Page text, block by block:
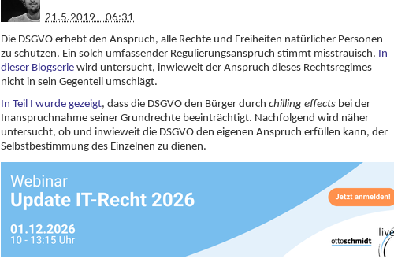
21.5.2019 – 06:31
Die DSGVO erhebt den Anspruch, alle Rechte und Freiheiten natürlicher Personen
zu schützen. Ein solch umfassender Regulierungsanspruch stimmt misstrauisch. In
dieser Blogserie wird untersucht, inwieweit der Anspruch dieses Rechtsregimes
nicht in sein Gegenteil umschlägt.
In Teil I wurde gezeigt, dass die DSGVO den Bürger durch chilling effects bei der
Inanspruchnahme seiner Grundrechte beeinträchtigt. Nachfolgend wird näher
untersucht, ob und inwieweit die DSGVO den eigenen Anspruch erfüllen kann, der
Selbstbestimmung des Einzelnen zu dienen.